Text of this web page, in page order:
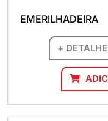
EMERILHADEIRA
+